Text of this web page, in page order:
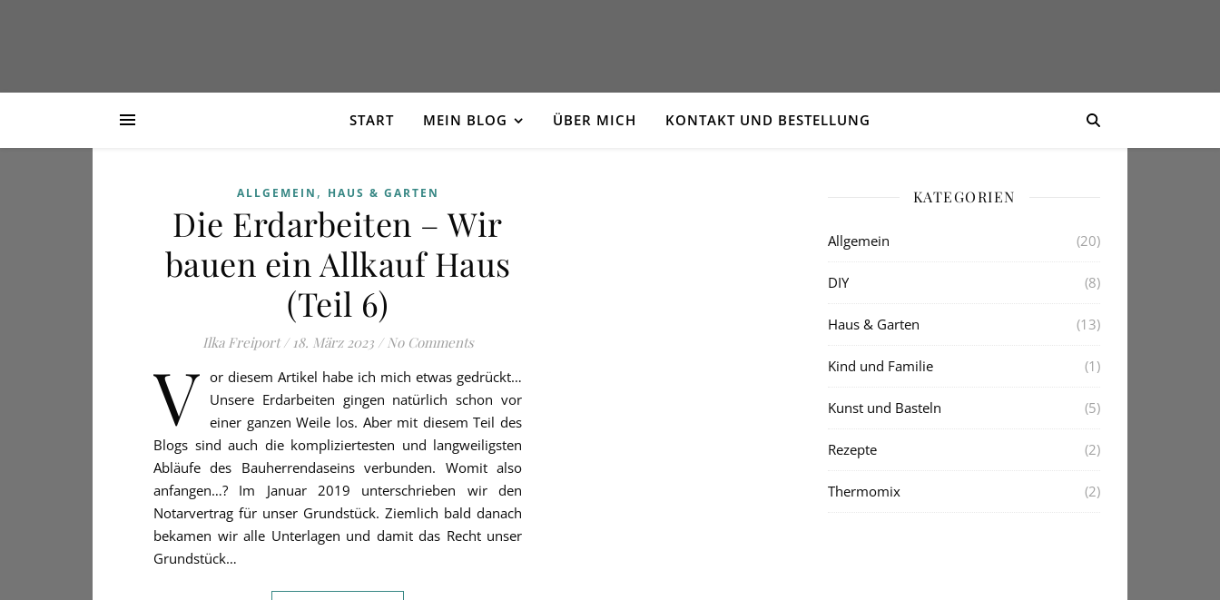
START MEIN BLOG ÜBER MICH KONTAKT UND BESTELLUNG
ALLGEMEIN , HAUS & GARTEN
Die Erdarbeiten – Wir
bauen ein Allkauf Haus
(Teil 6)
Ilka Freiport / 18. März 2023 / No Comments
V or diesem Artikel habe ich mich etwas gedrückt…
Unsere Erdarbeiten gingen natürlich schon vor
einer ganzen Weile los. Aber mit diesem Teil des
Blogs sind auch die kompliziertesten und langweiligsten
Abläufe des Bauherrendaseins verbunden. Womit also
anfangen…? Im Januar 2019 unterschrieben wir den
Notarvertrag für unser Grundstück. Ziemlich bald danach
bekamen wir alle Unterlagen und damit das Recht unser
Grundstück…
KATEGORIEN
Allgemein (20)
DIY (8)
Haus & Garten (13)
Kind und Familie (1)
Kunst und Basteln (5)
Rezepte (2)
Thermomix (2)